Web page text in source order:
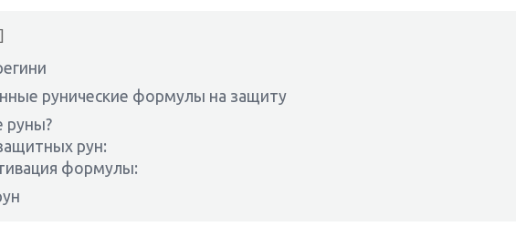
рунические формулы на защиту
руны?
рун:
формулы: